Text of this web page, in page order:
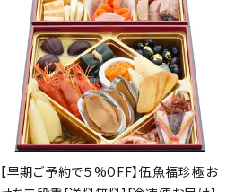
【早期ご予約で５%OFF】伍魚福珍極お